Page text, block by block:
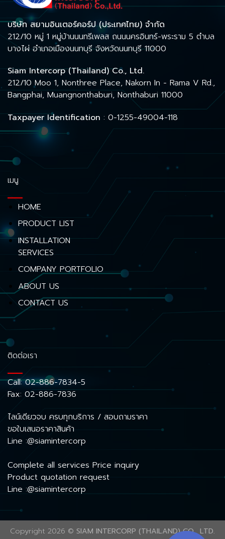
บริษัท สยามอินเตอร์คอร์ป (ประเทศไทย) จำกัด
212/10 หมู่ 1 หมู่บ้านนนทรีเพลส ถนนนครอินทร์-พระราม 5 ตำบล
บางไผ่ อำเภอเมืองนนทบุรี จังหวัดนนทบุรี 11000
Siam Intercorp (Thailand) Co., Ltd.
212/10 Moo 1, Nonthree Place, Nakorn In - Rama V Rd.,
Bangphai, Muangnonthaburi, Nonthaburi 11000
Taxpayer Identification : 0-1255-49004-118
เมนู
HOME
PRODUCT LIST
INSTALLATION
SERVICES
COMPANY PORTFOLIO
ABOUT US
CONTACT US
ติดต่อเรา
Call:02-886-7834-5
Fax: 02-886-7836
ไลน์เดียวจบ ครบทุกบริการ / สอบถามราคา
ขอใบเสนอราคาสินค้า
Line :@siamintercorp
Complete all services Price inquiry
Product quotation request
Line :@siamintercorp
Copyright 2026 © SIAM INTERCORP (THAILAND) CO., LTD.